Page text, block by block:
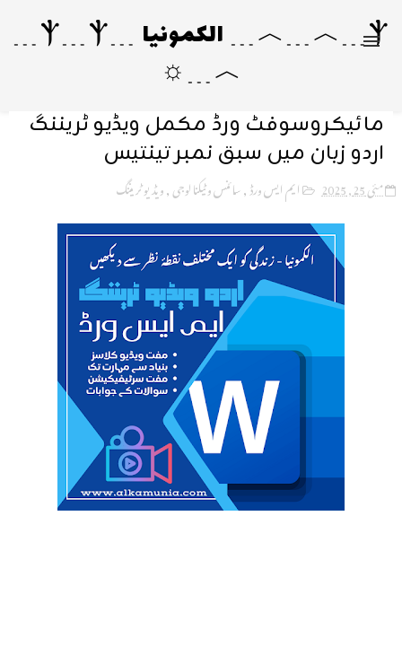
Ⲯ﹍︿﹍︿﹍ الکمونیا ﹍Ⲯ﹍Ⲯ﹍
︿﹍☼
مائیکروسوفٹ ورڈ مکمل ویڈیو ٹریننگ
اردو زبان میں سبق نمبر تینتیس
مئی 25, 2025 ایم ایس ورڈ,سائنس و ٹیکنالوجی,ویڈیو ٹریننگ